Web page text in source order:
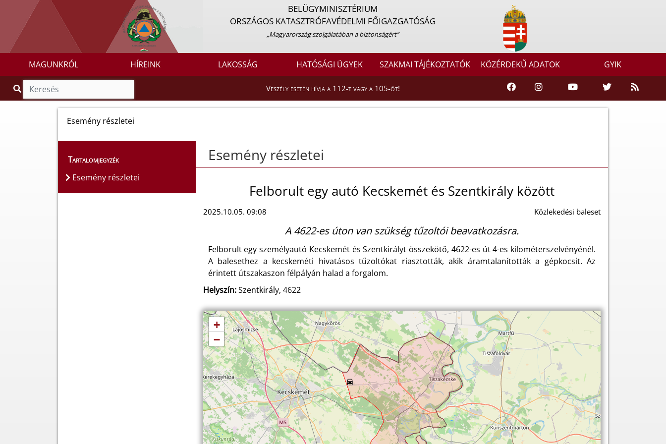
BELÜGYMINISZTÉRIUM
ORSZÁGOS KATASZTRÓFAVÉDELMI FŐIGAZGATÓSÁG
„Magyarország szolgálatában a biztonságért”
MAGUNKRÓL HÍREINK LAKOSSÁG HATÓSÁGI ÜGYEK SZAKMAI TÁJÉKOZTATÓK KÖZÉRDEKŰ ADATOK GYIK
Veszély esetén hívja a 112-t vagy a 105-öt!
Esemény részletei
Tartalomjegyzék
Esemény részletei
Esemény részletei
Felborult egy autó Kecskemét és Szentkirály között
2025.10.05. 09:08 Közlekedési baleset
A 4622-es úton van szükség tűzoltói beavatkozásra.
Felborult egy személyautó Kecskemét és Szentkirályt összekötő, 4622-es út 4-es kilométerszelvényénél.
A balesethez a kecskeméti hivatásos tűzoltókat riasztották, akik áramtalanították a gépkocsit. Az
érintett útszakaszon félpályán halad a forgalom.
Helyszín:Szentkirály, 4622
+
−